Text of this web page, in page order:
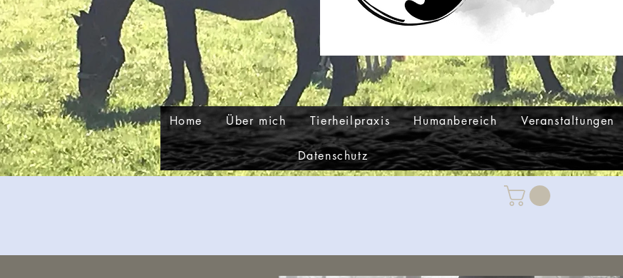
Home Über mich Tierheilpraxis Humanbereich Veranstaltungen
Datenschutz